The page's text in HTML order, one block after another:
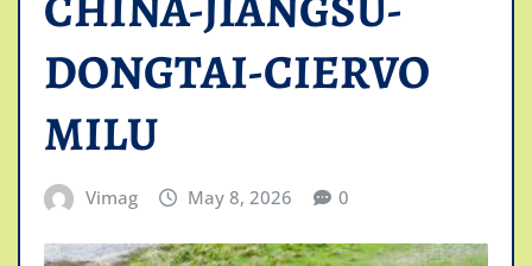
DONGTAI-CIERVO
MILU
Vimag May 8, 2026 0